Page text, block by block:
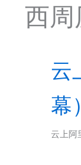
西周
云
幕）
云上